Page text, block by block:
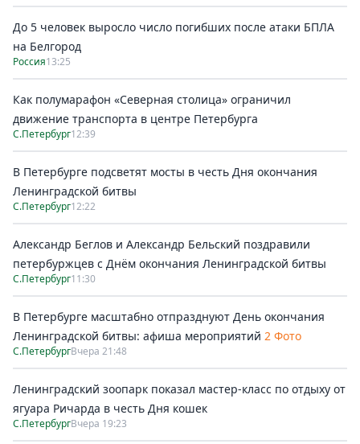
До 5 человек выросло число погибших после атаки БПЛА
на Белгород
Россия13:25
Как полумарафон «Северная столица» ограничил
движение транспорта в центре Петербурга
С.Петербург12:39
В Петербурге подсветят мосты в честь Дня окончания
Ленинградской битвы
С.Петербург12:22
Александр Беглов и Александр Бельский поздравили
петербуржцев с Днём окончания Ленинградской битвы
С.Петербург11:30
В Петербурге масштабно отпразднуют День окончания
Ленинградской битвы: афиша мероприятий 2 Фото
С.ПетербургВчера 21:48
Ленинградский зоопарк показал мастер-класс по отдыху от
ягуара Ричарда в честь Дня кошек
С.ПетербургВчера 19:23